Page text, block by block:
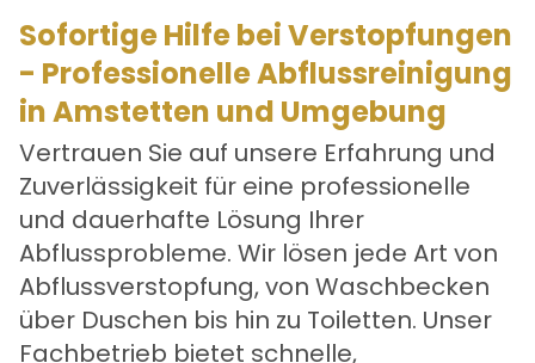
Sofortige Hilfe bei Verstopfungen
- Professionelle Abflussreinigung
in Amstetten und Umgebung
Vertrauen Sie auf unsere Erfahrung und
Zuverlässigkeit für eine professionelle
und dauerhafte Lösung Ihrer
Abflussprobleme. Wir lösen jede Art von
Abflussverstopfung, von Waschbecken
über Duschen bis hin zu Toiletten. Unser
Fachbetrieb bietet schnelle,